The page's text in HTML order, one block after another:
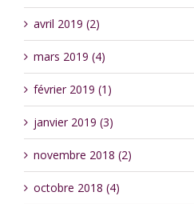
avril 2019 (2)
mars 2019 (4)
février 2019 (1)
janvier 2019 (3)
novembre 2018 (2)
octobre 2018 (4)